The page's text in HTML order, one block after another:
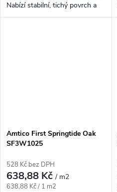
Nabízí stabilní, tichý povrch a
snadnou údržbu.
Amtico First Springtide Oak
SF3W1025
528 Kč bez DPH
638,88 Kč/ m2
Měrná cena:
638,88 Kč / 1 m2